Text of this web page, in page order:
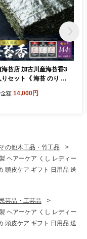
海苔店 加古川産海苔香3
りセット《 海苔 のり セ
【2601D06501】
額 14,000円
その他木工品・竹工品
ヘアーケア くし レディー
頭皮ケア ギフト 日用品 送
民芸品・工芸品
ヘアーケア くし レディー
頭皮ケア ギフト 日用品 送